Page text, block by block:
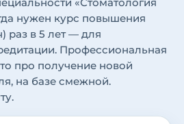
нужен курс повышения
раз в 5 лет — для
Профессиональная
про получение новой
на базе смежной.